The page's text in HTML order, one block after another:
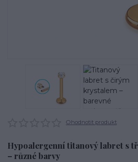
Ohodnotit produkt
Hypoalergenní titanový labret s
– různé barvy